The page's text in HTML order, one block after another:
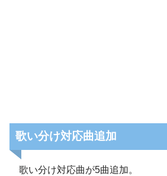
歌い分け対応曲追加
歌い分け対応曲が5曲追加。